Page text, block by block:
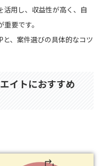
活用し、収益性が高く、自
要です。
と、案件選びの具体的なコツ
イトにおすすめ